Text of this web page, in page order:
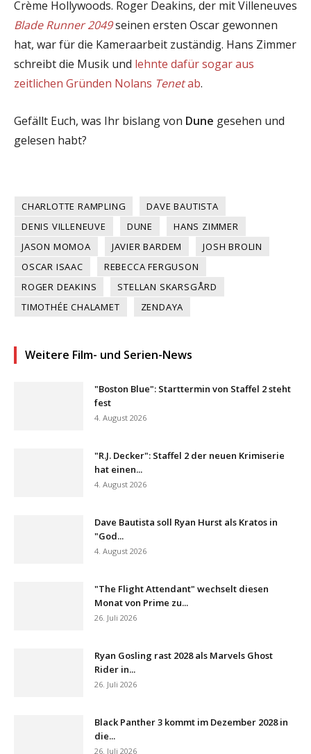
Crème Hollywoods. Roger Deakins, der mit Villeneuves
Blade Runner 2049seinen ersten Oscar gewonnen
hat, war für die Kameraarbeit zuständig. Hans Zimmer
schreibt die Musik und lehnte dafür sogar aus
zeitlichen Gründen Nolans Tenetab.
Gefällt Euch, was Ihr bislang von Dune gesehen und
gelesen habt?
CHARLOTTE RAMPLING
DAVE BAUTISTA
DENIS VILLENEUVE
DUNE
HANS ZIMMER
JASON MOMOA
JAVIER BARDEM
JOSH BROLIN
OSCAR ISAAC
REBECCA FERGUSON
ROGER DEAKINS
STELLAN SKARSGÅRD
TIMOTHÉE CHALAMET
ZENDAYA
Weitere Film- und Serien-News
"Boston Blue": Starttermin von Staffel 2 steht
fest
4. August 2026
"R.J. Decker": Staffel 2 der neuen Krimiserie
hat einen...
4. August 2026
Dave Bautista soll Ryan Hurst als Kratos in
"God...
4. August 2026
"The Flight Attendant" wechselt diesen
Monat von Prime zu...
26. Juli 2026
Ryan Gosling rast 2028 als Marvels Ghost
Rider in...
26. Juli 2026
Black Panther 3 kommt im Dezember 2028 in
die...
26. Juli 2026